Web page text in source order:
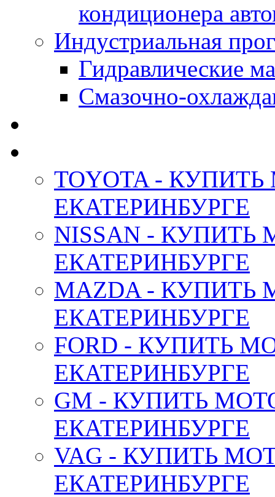
кондиционера
Индустриальная
Гидравлические
Смазочно-
TOYOTA -
ЕКАТЕРИНБУРГЕ
NISSAN -
ЕКАТЕРИНБУРГЕ
MAZDA -
ЕКАТЕРИНБУРГЕ
FORD - КУПИТЬ
ЕКАТЕРИНБУРГЕ
GM - КУПИТЬ
ЕКАТЕРИНБУРГЕ
VAG - КУПИТЬ
ЕКАТЕРИНБУРГЕ